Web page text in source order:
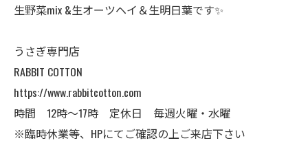
生野菜mix &生オーツヘイ＆生明日葉です✨
うさぎ専門店
RABBIT COTTON
https://www.rabbitcotton.com
時間 12時〜17時 定休日 毎週火曜・水曜
※臨時休業等、HPにてご確認の上ご来店下さい